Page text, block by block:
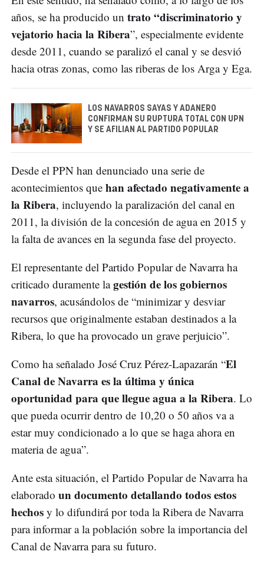
años, se ha producido un trato “discriminatorio y
vejatorio hacia la Ribera”, especialmente evidente
desde 2011, cuando se paralizó el canal y se desvió
hacia otras zonas, como las riberas de los Arga y Ega.
LOS NAVARROS SAYAS Y ADANERO
CONFIRMAN SU RUPTURA TOTAL CON UPN
Y SE AFILIAN AL PARTIDO POPULAR
Desde el PPN han denunciado una serie de
acontecimientos que han afectado negativamente a
la Ribera, incluyendo la paralización del canal en
2011, la división de la concesión de agua en 2015 y
la falta de avances en la segunda fase del proyecto.
El representante del Partido Popular de Navarra ha
criticado duramente lagestión de los gobiernos
navarros, acusándolos de “minimizar y desviar
recursos que originalmente estaban destinados a la
Ribera, lo que ha provocado un grave perjuicio”.
Como ha señalado José Cruz Pérez-Lapazarán “El
Canal de Navarra es la última y única
oportunidad para que llegue agua a la Ribera. Lo
que pueda ocurrir dentro de 10,20 o 50 años va a
estar muy condicionado a lo que se haga ahora en
materia de agua”.
Ante esta situación, el Partido Popular de Navarra ha
elaborado un documento detallando todos estos
hechos y lo difundirá por toda la Ribera de Navarra
para informar a la población sobre la importancia del
Canal de Navarra para su futuro.